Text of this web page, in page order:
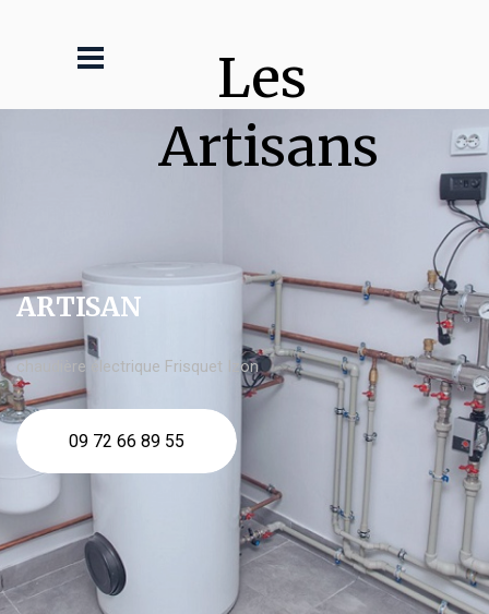
Les
Artisans
ARTISAN
chaudière électrique Frisquet Izon
09 72 66 89 55